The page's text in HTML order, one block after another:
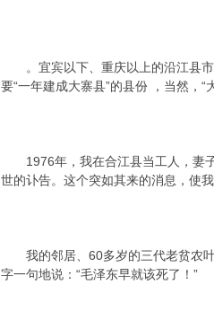
。宜宾以下、重庆以上的沿江县市
要“一年建成大寨县”的县份 ，当然，“
1976年，我在合江县当工人，妻子
世的讣告。这个突如其来的消息，使我
我的邻居、60多岁的三代老贫农叶
字一句地说：“毛泽东早就该死了！”